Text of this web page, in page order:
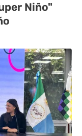
Niño"